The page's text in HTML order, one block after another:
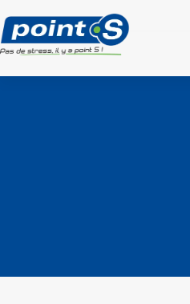
au
contenu